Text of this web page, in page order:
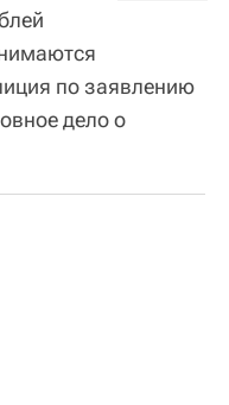
по заявлению
дело о